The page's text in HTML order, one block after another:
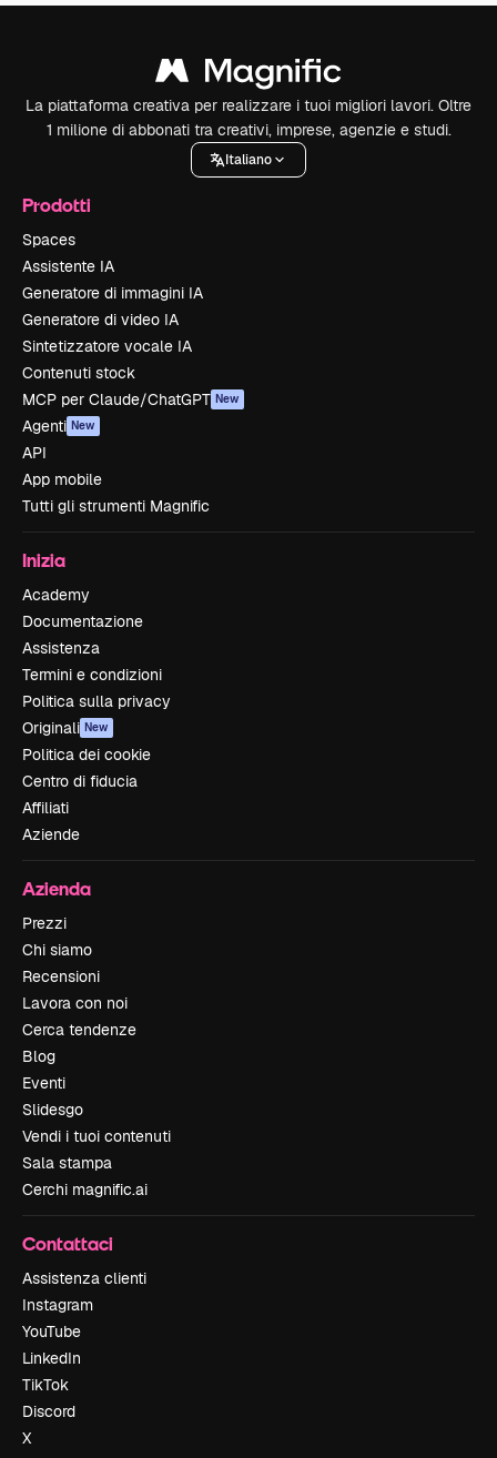
La piattaforma creativa per realizzare i tuoi migliori lavori. Oltre
1 milione di abbonati tra creativi, imprese, agenzie e studi.
Italiano
Prodotti
Spaces
Assistente IA
Generatore di immagini IA
Generatore di video IA
Sintetizzatore vocale IA
Contenuti stock
MCP per Claude/ChatGPT New
Agenti New
API
App mobile
Tutti gli strumenti Magnific
Inizia
Academy
Documentazione
Assistenza
Termini e condizioni
Politica sulla privacy
Originali New
Politica dei cookie
Centro di fiducia
Affiliati
Aziende
Azienda
Prezzi
Chi siamo
Recensioni
Lavora con noi
Cerca tendenze
Blog
Eventi
Slidesgo
Vendi i tuoi contenuti
Sala stampa
Cerchi magnific.ai
Contattaci
Assistenza clienti
Instagram
YouTube
LinkedIn
TikTok
Discord
X